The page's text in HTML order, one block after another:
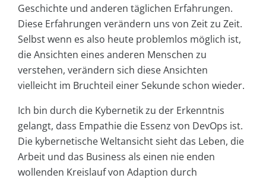
Geschichte und anderen täglichen Erfahrungen.
Diese Erfahrungen verändern uns von Zeit zu Zeit.
Selbst wenn es also heute problemlos möglich ist,
die Ansichten eines anderen Menschen zu
verstehen, verändern sich diese Ansichten
vielleicht im Bruchteil einer Sekunde schon wieder.
Ich bin durch die Kybernetik zu der Erkenntnis
gelangt, dass Empathie die Essenz von DevOps ist.
Die kybernetische Weltansicht sieht das Leben, die
Arbeit und das Business als einen nie enden
wollenden Kreislauf von Adaption durch